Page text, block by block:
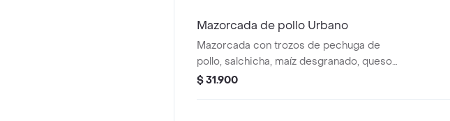
Mazorcada de pollo Urbano
Mazorcada con trozos de pechuga de
pollo, salchicha, maíz desgranado, queso
mozzarella, papa francesa y papa fósforo,
$ 31.900